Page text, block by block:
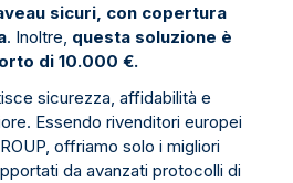
sicuri, con copertura
. Inoltre, questa soluzione è
di 10.000 €.
sicurezza, affidabilità e
Essendo rivenditori europei
offriamo solo i migliori
da avanzati protocolli di